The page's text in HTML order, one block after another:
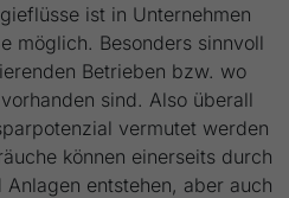
ist in Unternehmen
möglich. Besonders sinnvoll
Betrieben bzw. wo
sind. Also überall
vermutet werden
können einerseits durch
entstehen, aber auch